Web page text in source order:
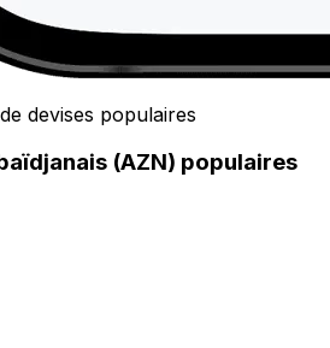
devises populaires
(AZN) populaires